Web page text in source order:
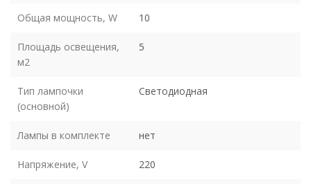
Общая мощность, W 10
Площадь освещения,
м2
5
Тип лампочки
(основной)
Светодиодная
Лампы в комплекте нет
Напряжение, V 220